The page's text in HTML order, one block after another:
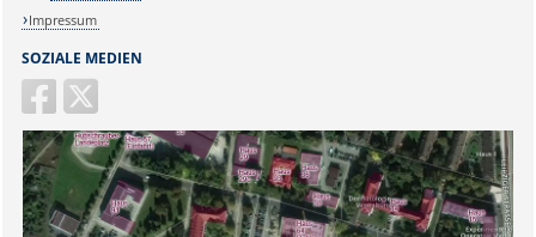
SOZIALE MEDIEN
Impressum